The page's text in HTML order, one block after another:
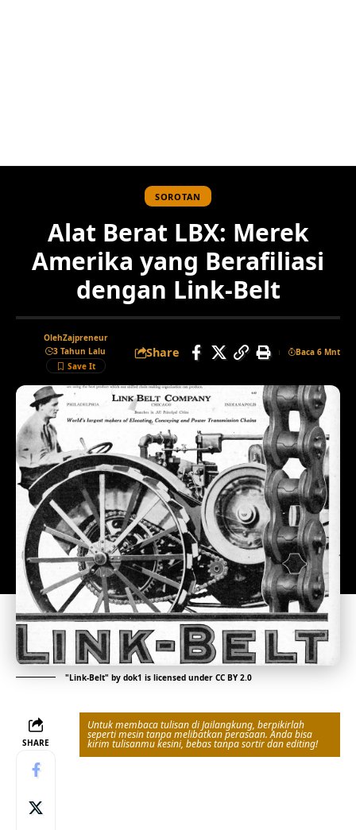
SOROTAN
Alat Berat LBX: Merek
Amerika yang Berafiliasi
dengan Link-Belt
OlehZajpreneur
3 Tahun Lalu
Share Baca 6 Mnt
"Link-Belt" by dok1 is licensed under CC BY 2.0
SHARE
Untuk membaca tulisan di Jailangkung, berpikirlah
seperti mesin tanpa melibatkan perasaan. Anda bisa
kirim tulisanmu kesini, bebas tanpa sortir dan editing!